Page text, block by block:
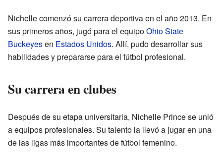
Nichelle comenzó su carrera deportiva en el año 2013. En
sus primeros años, jugó para el equipoOhio State
Buckeyesen Estados Unidos. Allí, pudo desarrollar sus
habilidades y prepararse para el fútbol profesional.
Su carrera en clubes
Después de su etapa universitaria, Nichelle Prince se unió
a equipos profesionales. Su talento la llevó a jugar en una
de las ligas más importantes de fútbol femenino.